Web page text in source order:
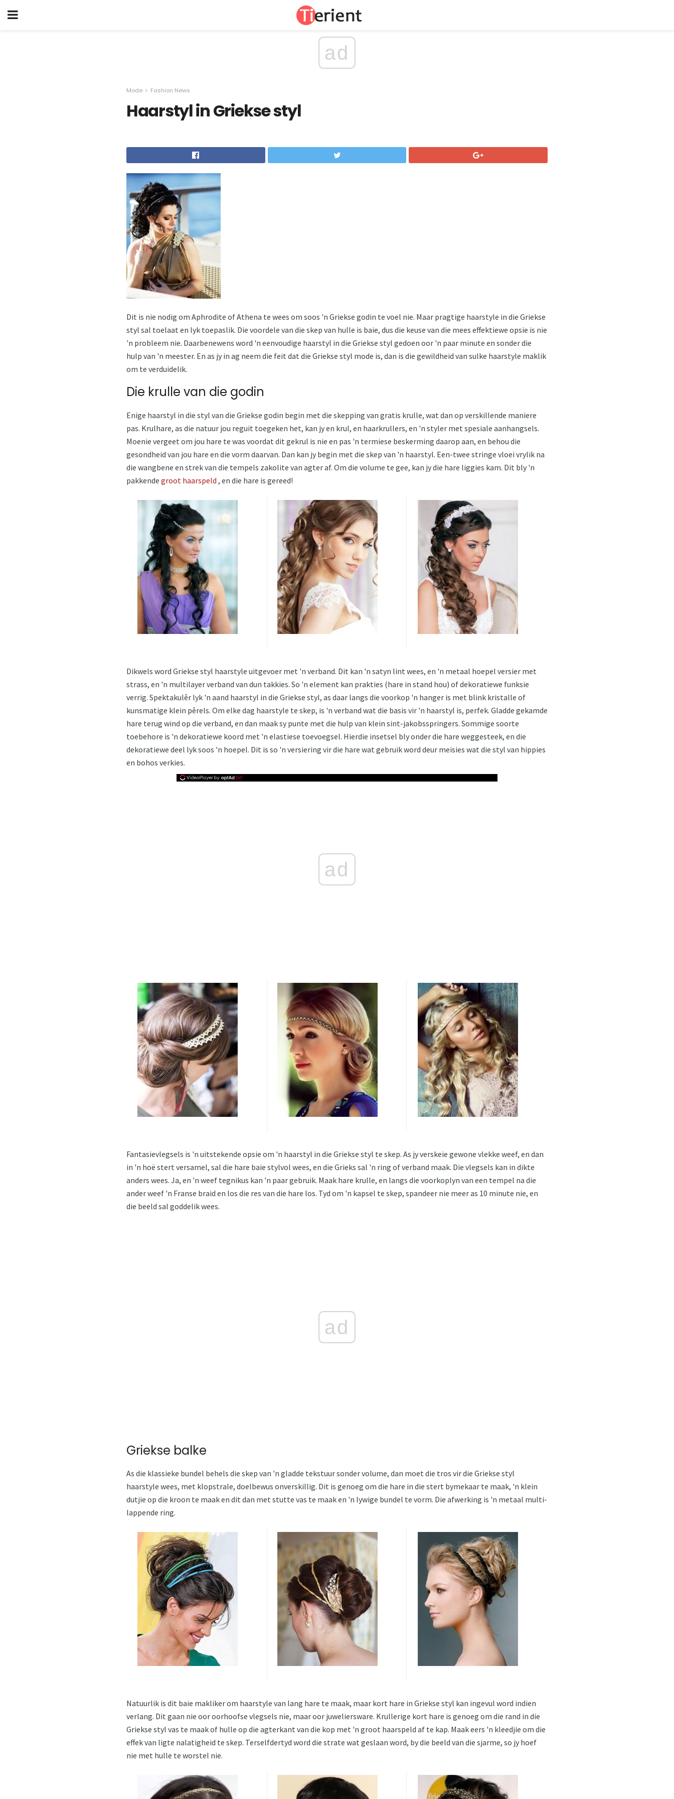
ad
Mode Fashion News
Haarstyl in Griekse styl
Dit is nie nodig om Aphrodite of Athena te wees om soos 'n Griekse godin te voel nie. Maar pragtige haarstyle in die Griekse
styl sal toelaat en lyk toepaslik. Die voordele van die skep van hulle is baie, dus die keuse van die mees effektiewe opsie is nie
'n probleem nie. Daarbenewens word 'n eenvoudige haarstyl in die Griekse styl gedoen oor 'n paar minute en sonder die
hulp van 'n meester. En as jy in ag neem die feit dat die Griekse styl mode is, dan is die gewildheid van sulke haarstyle maklik
om te verduidelik.
Die krulle van die godin
Enige haarstyl in die styl van die Griekse godin begin met die skepping van gratis krulle, wat dan op verskillende maniere
pas. Krulhare, as die natuur jou reguit toegeken het, kan jy en krul, en haarkrullers, en 'n styler met spesiale aanhangsels.
Moenie vergeet om jou hare te was voordat dit gekrul is nie en pas 'n termiese beskerming daarop aan, en behou die
gesondheid van jou hare en die vorm daarvan. Dan kan jy begin met die skep van 'n haarstyl. Een-twee stringe vloei vrylik na
die wangbene en strek van die tempels zakolite van agter af. Om die volume te gee, kan jy die hare liggies kam. Dit bly 'n
pakkende groot haarspeld , en die hare is gereed!
Dikwels word Griekse styl haarstyle uitgevoer met 'n verband. Dit kan 'n satyn lint wees, en 'n metaal hoepel versier met
strass, en 'n multilayer verband van dun takkies. So 'n element kan prakties (hare in stand hou) of dekoratiewe funksie
verrig. Spektakulêr lyk 'n aand haarstyl in die Griekse styl, as daar langs die voorkop 'n hanger is met blink kristalle of
kunsmatige klein pêrels. Om elke dag haarstyle te skep, is 'n verband wat die basis vir 'n haarstyl is, perfek. Gladde gekamde
hare terug wind op die verband, en dan maak sy punte met die hulp van klein sint-jakobsspringers. Sommige soorte
toebehore is 'n dekoratiewe koord met 'n elastiese toevoegsel. Hierdie insetsel bly onder die hare weggesteek, en die
dekoratiewe deel lyk soos 'n hoepel. Dit is so 'n versiering vir die hare wat gebruik word deur meisies wat die styl van hippies
en bohos verkies.
ad
Fantasievlegsels is 'n uitstekende opsie om 'n haarstyl in die Griekse styl te skep. As jy verskeie gewone vlekke weef, en dan
in 'n hoë stert versamel, sal die hare baie stylvol wees, en die Grieks sal 'n ring of verband maak. Die vlegsels kan in dikte
anders wees. Ja, en 'n weef tegnikus kan 'n paar gebruik. Maak hare krulle, en langs die voorkoplyn van een tempel na die
ander weef 'n Franse braid en los die res van die hare los. Tyd om 'n kapsel te skep, spandeer nie meer as 10 minute nie, en
die beeld sal goddelik wees.
ad
Griekse balke
As die klassieke bundel behels die skep van 'n gladde tekstuur sonder volume, dan moet die tros vir die Griekse styl
haarstyle wees, met klopstrale, doelbewus onverskillig. Dit is genoeg om die hare in die stert bymekaar te maak, 'n klein
dutjie op die kroon te maak en dit dan met stutte vas te maak en 'n lywige bundel te vorm. Die afwerking is 'n metaal multi-
lappende ring.
Natuurlik is dit baie makliker om haarstyle van lang hare te maak, maar kort hare in Griekse styl kan ingevul word indien
verlang. Dit gaan nie oor oorhoofse vlegsels nie, maar oor juweliersware. Krullerige kort hare is genoeg om die rand in die
Griekse styl vas te maak of hulle op die agterkant van die kop met 'n groot haarspeld af te kap. Maak eers 'n kleedjie om die
effek van ligte nalatigheid te skep. Terselfdertyd word die strate wat geslaan word, by die beeld van die sjarme, so jy hoef
nie met hulle te worstel nie.